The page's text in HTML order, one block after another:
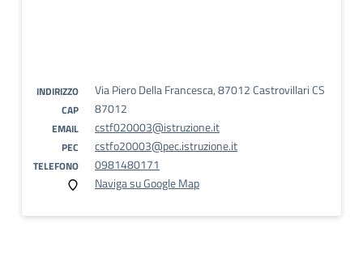
INDIRIZZO Via Piero Della Francesca, 87012 Castrovillari CS
CAP 87012
EMAIL cstf020003@istruzione.it
PEC cstfo20003@pec.istruzione.it
TELEFONO
0981480171
Naviga su Google Map